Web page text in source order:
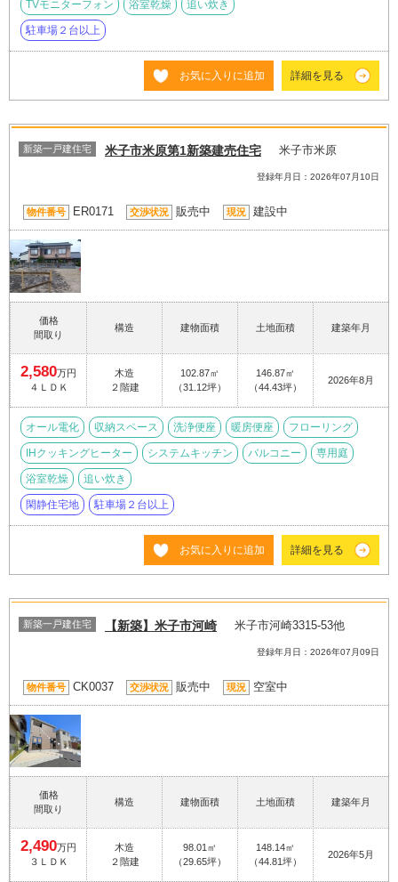
TVモニターフォン 浴室乾燥 追い炊き
駐車場２台以上
お気に入りに追加 詳細を見る
新築一戸建住宅 米子市米原第1新築建売住宅 米子市米原
登録年月日：2026年07月10日
物件番号 ER0171 交渉状況 販売中 現況 建設中
価格
間取り
構造 建物面積 土地面積 建築年月
2,580万円
４ＬＤＫ
木造
２階建
102.87㎡
（31.12坪）
146.87㎡
（44.43坪）
2026年8月
オール電化 収納スペース 洗浄便座 暖房便座 フローリング
IHクッキングヒーター システムキッチン バルコニー 専用庭
浴室乾燥 追い炊き
閑静住宅地 駐車場２台以上
お気に入りに追加 詳細を見る
新築一戸建住宅 【新築】米子市河崎 米子市河崎3315-53他
登録年月日：2026年07月09日
物件番号 CK0037 交渉状況 販売中 現況 空室中
価格
間取り
構造 建物面積 土地面積 建築年月
2,490万円
３ＬＤＫ
木造
２階建
98.01㎡
（29.65坪）
148.14㎡
（44.81坪）
2026年5月